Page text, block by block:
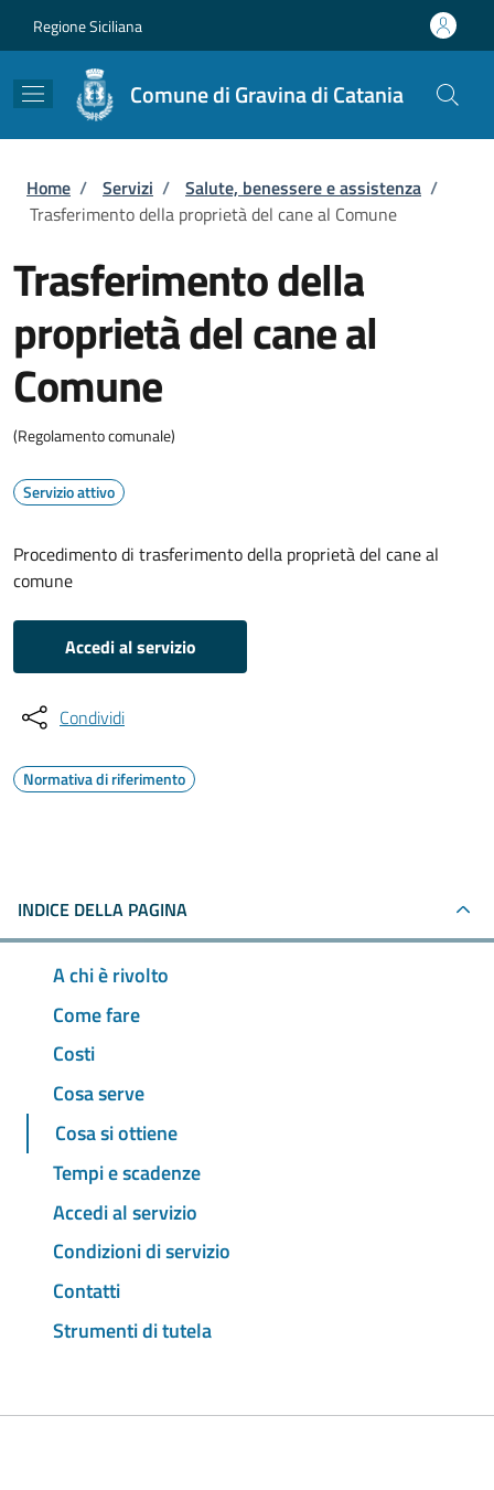
Regione Siciliana
Comune di Gravina di Catania
Briciole di pane
Home / Servizi / Salute, benessere e assistenza /
Trasferimento della proprietà del cane al Comune
Trasferimento della
proprietà del cane al
Comune
(Regolamento comunale)
Servizio attivo
Procedimento di trasferimento della proprietà del cane al
comune
Accedi al servizio
Condividi
Normativa di riferimento
INDICE DELLA PAGINA
A chi è rivolto
Come fare
Costi
Cosa serve
Cosa si ottiene
Tempi e scadenze
Accedi al servizio
Condizioni di servizio
Contatti
Strumenti di tutela